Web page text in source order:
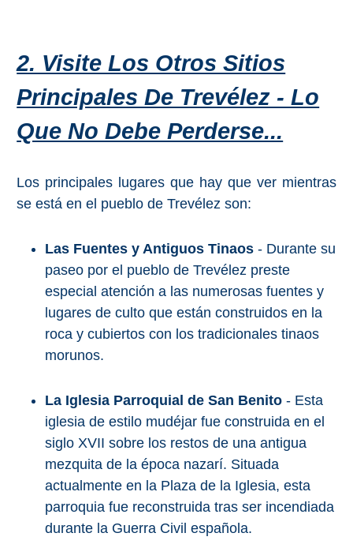
2. Visite Los Otros Sitios
Principales De Trevélez - Lo
Que No Debe Perderse...
Los principales lugares que hay que ver mientras
se está en el pueblo de Trevélez son:
Las Fuentes y Antiguos Tinaos - Durante su
paseo por el pueblo de Trevélez preste
especial atención a las numerosas fuentes y
lugares de culto que están construidos en la
roca y cubiertos con los tradicionales tinaos
morunos.
La Iglesia Parroquial de San Benito - Esta
iglesia de estilo mudéjar fue construida en el
siglo XVII sobre los restos de una antigua
mezquita de la época nazarí. Situada
actualmente en la Plaza de la Iglesia, esta
parroquia fue reconstruida tras ser incendiada
durante la Guerra Civil española.